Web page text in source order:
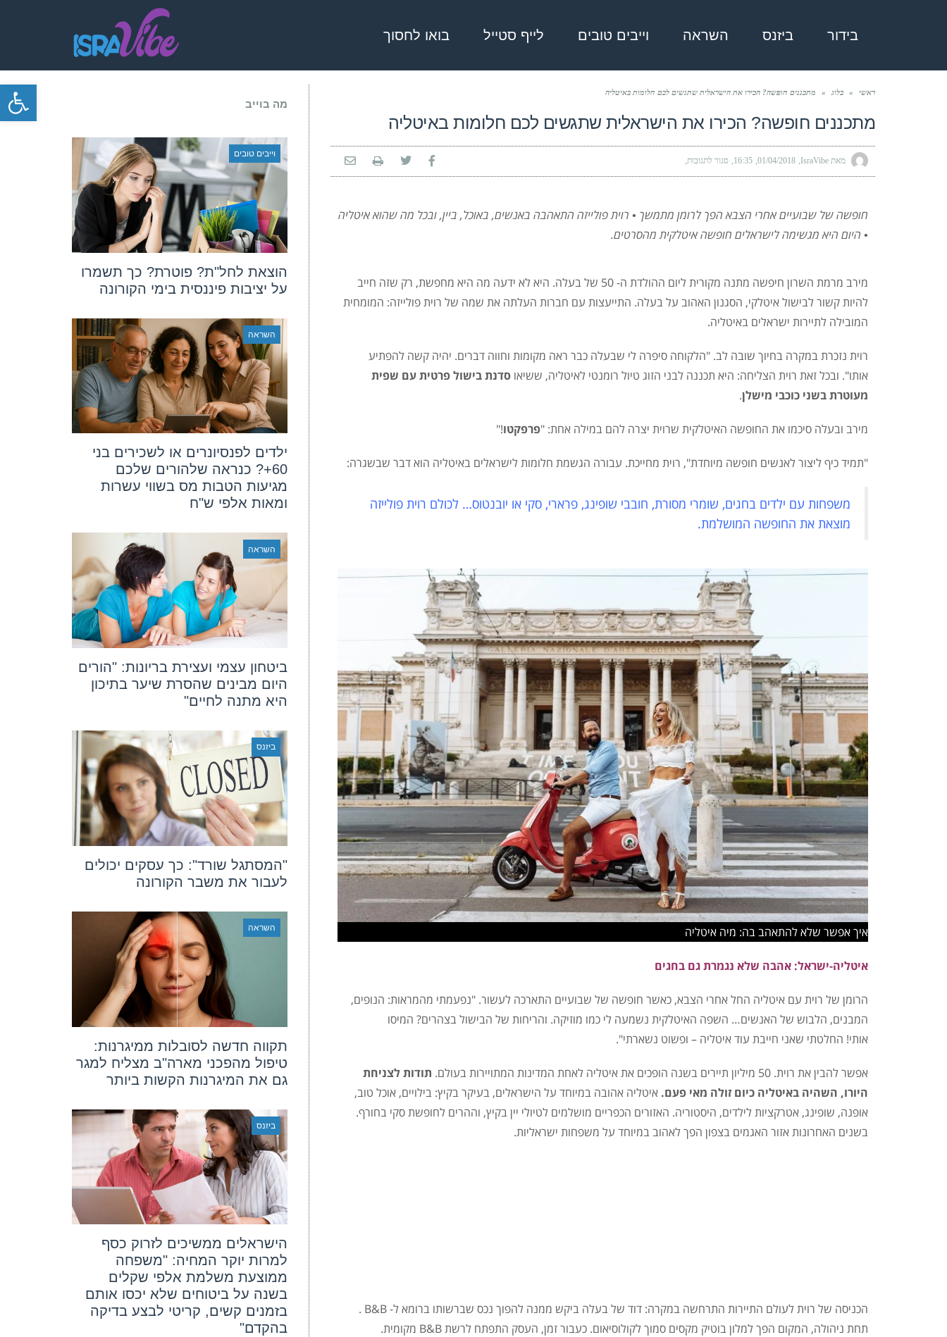
בידור ביזנס השראה וייבים טובים לייף סטייל בואו לחסוך
ראשי » בלוג » מתכננים חופשה? הכירו את הישראלית שתגשים לכם חלומות באיטליה
מתכננים חופשה? הכירו את הישראלית שתגשים לכם חלומות באיטליה
מאת IsraVibe 01/04/2018
16:35 סגור לתגובות
חופשה של שבועיים אחרי הצבא הפך לרומן מתמשך • רוית פולייזה התאהבה באנשים, באוכל, ביין, ובכל מה שהוא איטליה
• היום היא מגשימה לישראלים חופשה איטלקית מהסרטים.
מירב מרמת השרון חיפשה מתנה מקורית ליום ההולדת ה- 50 של בעלה. היא לא ידעה מה היא מחפשת, רק שזה חייב
להיות קשור לבישול איטלקי, הסגנון האהוב על בעלה. התייעצות עם חברות העלתה את שמה של רוית פולייזה: המומחית
המובילה לתיירות ישראלים באיטליה.
רוית נזכרת במקרה בחיוך שובה לב. "הלקוחה סיפרה לי שבעלה כבר ראה מקומות וחווה דברים. יהיה קשה להפתיע
אותו". ובכל זאת רוית הצליחה: היא תכננה לבני הזוג טיול רומנטי לאיטליה, ששיאו סדנת בישול פרטית עם שפית
מעוטרת בשני כוכבי מישלן.
מירב ובעלה סיכמו את החופשה האיטלקית שרוית יצרה להם במילה אחת: "פרפקטו!"
"תמיד כיף ליצור לאנשים חופשה מיוחדת", רוית מחייכת. עבורה הגשמת חלומות לישראלים באיטליה הוא דבר שבשגרה:
משפחות עם ילדים בחגים, שומרי מסורת, חובבי שופינג, פרארי, סקי או יובנטוס… לכולם רוית פולייזה
מוצאת את החופשה המושלמת.
איך אפשר שלא להתאהב בה: מיה איטליה
איטליה-ישראל: אהבה שלא נגמרת גם בחגים
הרומן של רוית עם איטליה החל אחרי הצבא, כאשר חופשה של שבועיים התארכה לעשור. "נפעמתי מהמראות: הנופים,
המבנים, הלבוש של האנשים… השפה האיטלקית נשמעה לי כמו מוזיקה. והריחות של הבישול בצהרים? המיסו
אותי! החלטתי שאני חייבת עוד איטליה – ופשוט נשארתי".
אפשר להבין את רוית. 50 מיליון תיירים בשנה הופכים את איטליה לאחת המדינות המתויירות בעולם.
תודות לצניחת
היורו, השהיה באיטליה כיום זולה מאי פעם. איטליה אהובה במיוחד על הישראלים, בעיקר בקיץ: בילויים, אוכל טוב,
אופנה, שופינג, אטרקציות לילדים, היסטוריה. האזורים הכפריים מושלמים לטיולי יין בקיץ, וההרים לחופשת סקי בחורף.
בשנים האחרונות אזור האגמים בצפון הפך לאהוב במיוחד על משפחות ישראליות.
הכניסה של רוית לעולם התיירות התרחשה במקרה: דוד של בעלה ביקש ממנה להפוך נכס שברשותו ברומא ל- B&B .
תחת ניהולה, המקום הפך למלון בוטיק מקסים סמוך לקולוסיאום. כעבור זמן, העסק התפתח לרשת B&B מקומית.
מה בוייב
וייבים טובים
הוצאת לחל"ת? פוטרת? כך תשמרו
על יציבות פיננסית בימי הקורונה
השראה
ילדים לפנסיונרים או לשכירים בני
60+? כנראה שלהורים שלכם
מגיעות הטבות מס בשווי עשרות
ומאות אלפי ש"ח
השראה
ביטחון עצמי ועצירת בריונות: "הורים
היום מבינים שהסרת שיער בתיכון
היא מתנה לחיים"
ביזנס
"המסתגל שורד": כך עסקים יכולים
לעבור את משבר הקורונה
השראה
תקווה חדשה לסובלות ממיגרנות:
טיפול מהפכני מארה"ב מצליח למגר
גם את המיגרנות הקשות ביותר
ביזנס
הישראלים ממשיכים לזרוק כסף
למרות יוקר המחיה: "משפחה
ממוצעת משלמת אלפי שקלים
בשנה על ביטוחים שלא יכסו אותם
בזמנים קשים, קריטי לבצע בדיקה
בהקדם"
פתח